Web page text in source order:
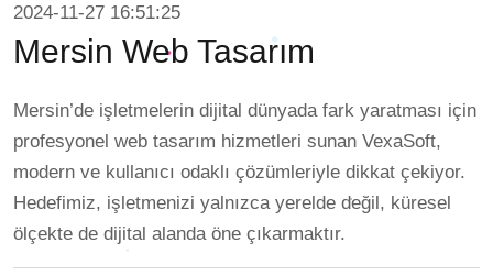
2024-11-27 16:51:25
Mersin Web Tasarım
Mersin’de işletmelerin dijital dünyada fark yaratması için
profesyonel web tasarım hizmetleri sunan VexaSoft,
modern ve kullanıcı odaklı çözümleriyle dikkat çekiyor.
Hedefimiz, işletmenizi yalnızca yerelde değil, küresel
ölçekte de dijital alanda öne çıkarmaktır.